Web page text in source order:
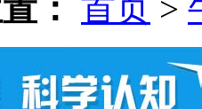
： 首页 >